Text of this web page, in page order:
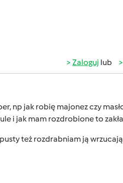
Zaloguj lub
np jak robię majonez czy
i jak mam rozdrobione to
też rozdrabniam ją